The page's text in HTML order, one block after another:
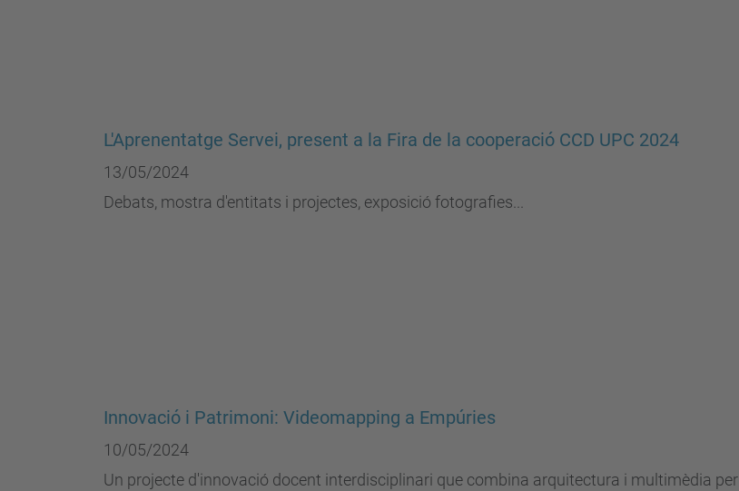
L'Aprenentatge Servei, present a la Fira de la cooperació CCD UPC 2024
13/05/2024
Debats, mostra d'entitats i projectes, exposició fotografies...
Innovació i Patrimoni: Videomapping a Empúries
10/05/2024
Un projecte d'innovació docent interdisciplinari que combina arquitectura i multimèdia per